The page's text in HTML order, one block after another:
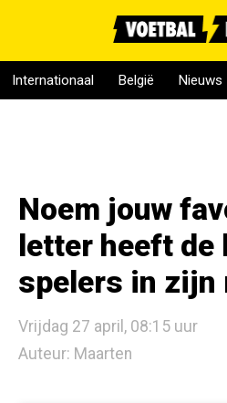
Internationaal België Nieuws
Noem jouw
letter heeft de
spelers in zijn
Vrijdag 27 april, 08:15 uur
Auteur: Maarten